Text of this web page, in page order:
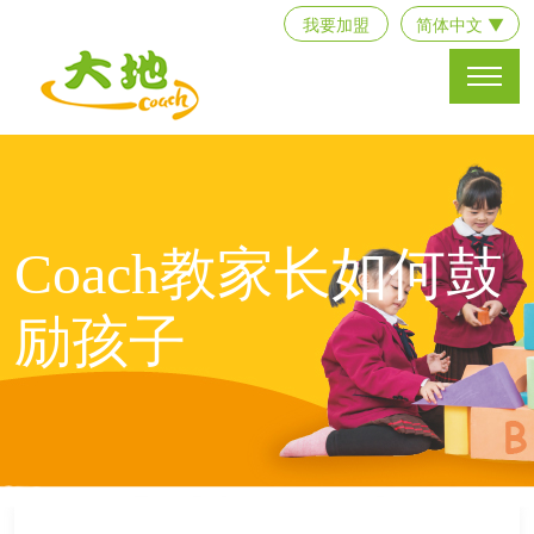
我要加盟 简体中文 ▼
Coach教家长如何鼓
励孩子